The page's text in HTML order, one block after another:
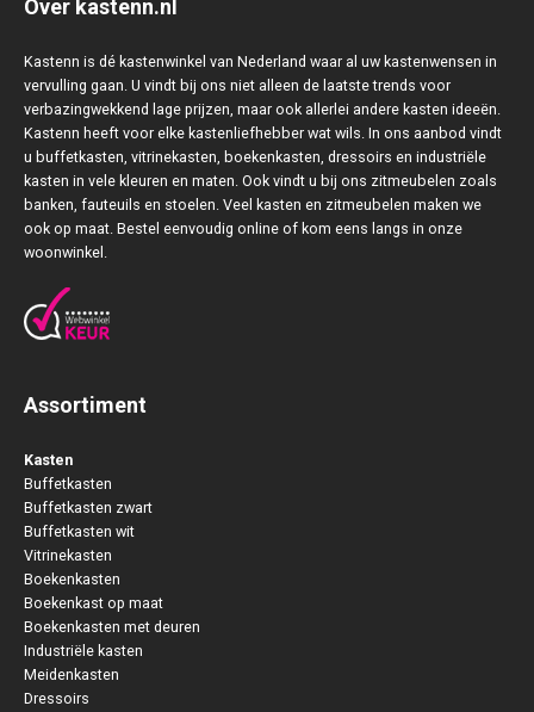
Over kastenn.nl
Kastenn is dé kastenwinkel van Nederland waar al uw kastenwensen in
vervulling gaan. U vindt bij ons niet alleen de laatste trends voor
verbazingwekkend lage prijzen, maar ook allerlei andere kasten ideeën.
Kastenn heeft voor elke kastenliefhebber wat wils. In ons aanbod vindt
u buffetkasten, vitrinekasten, boekenkasten, dressoirs en industriële
kasten in vele kleuren en maten. Ook vindt u bij ons zitmeubelen zoals
banken, fauteuils en stoelen. Veel kasten en zitmeubelen maken we
ook op maat. Bestel eenvoudig online of kom eens langs in onze
woonwinkel.
Assortiment
Kasten
Buffetkasten
Buffetkasten zwart
Buffetkasten wit
Vitrinekasten
Boekenkasten
Boekenkast op maat
Boekenkasten met deuren
Industriële kasten
Meidenkasten
Dressoirs